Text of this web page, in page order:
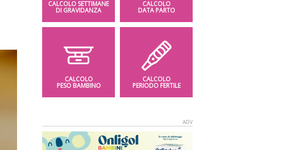
CALCOLO SETTIMANE
DI GRAVIDANZA
CALCOLO
DATA PARTO
CALCOLO
PESO BAMBINO
CALCOLO
PERIODO FERTILE